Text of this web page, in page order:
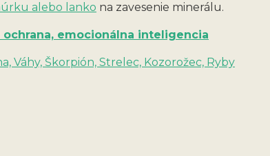
alebo lanko na zavesenie minerálu.
ochrana, emocionálna inteligencia
Váhy, Škorpión, Strelec, Kozorožec, Ryby